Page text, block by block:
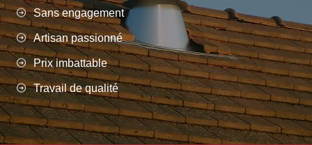
Sans engagement
Artisan passionné
Prix imbattable
Travail de qualité